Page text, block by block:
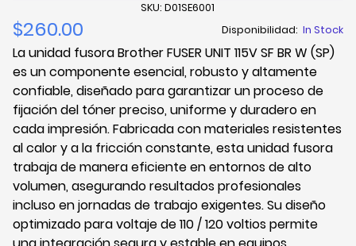
SKU: D01SE6001
$260.00 Disponibilidad: In Stock
La unidad fusora Brother FUSER UNIT 115V SF BR W (SP)
es un componente esencial, robusto y altamente
confiable, diseñado para garantizar un proceso de
fijación del tóner preciso, uniforme y duradero en
cada impresión. Fabricada con materiales resistentes
al calor y a la fricción constante, esta unidad fusora
trabaja de manera eficiente en entornos de alto
volumen, asegurando resultados profesionales
incluso en jornadas de trabajo exigentes. Su diseño
optimizado para voltaje de 110 / 120 voltios permite